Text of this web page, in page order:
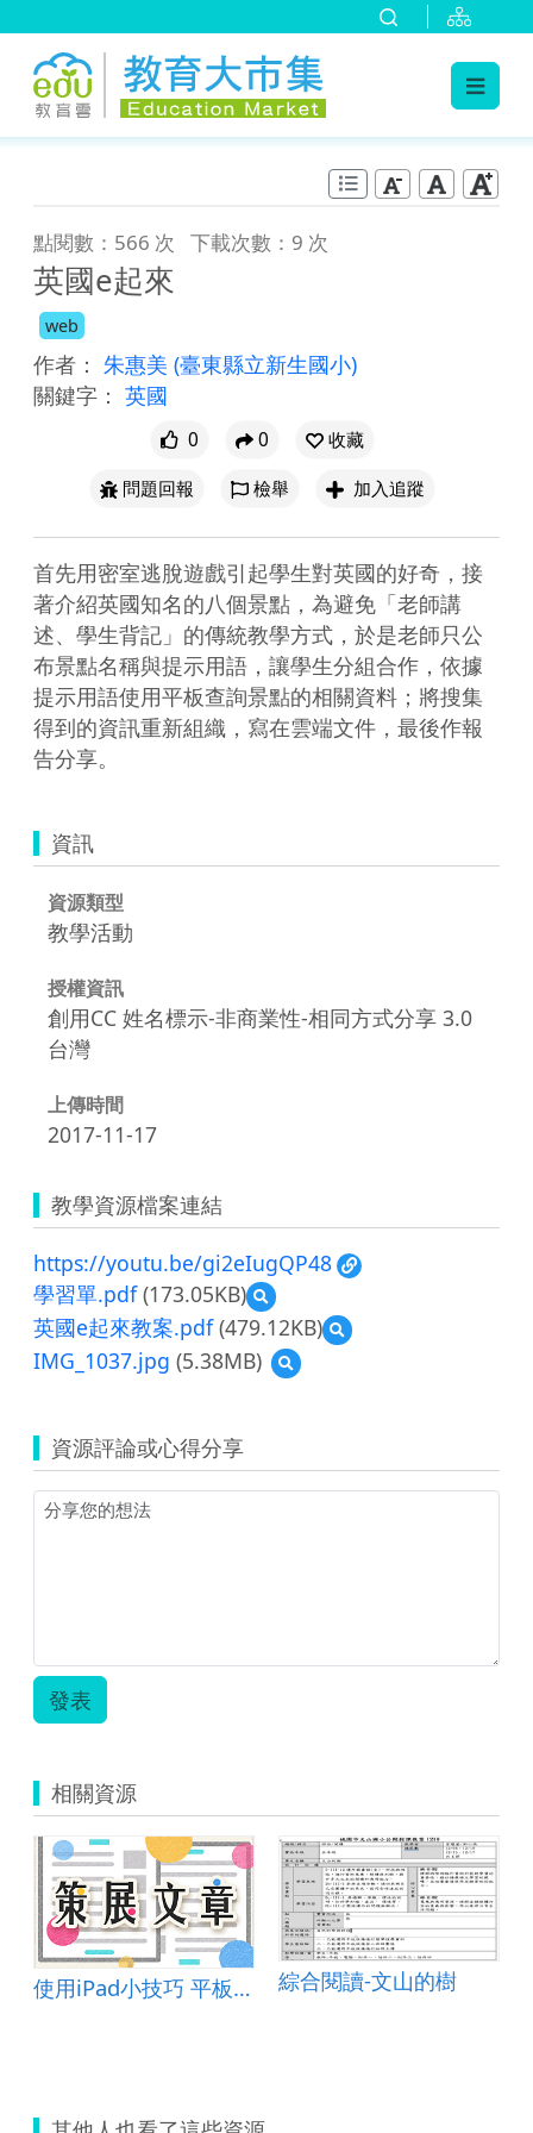
點閱數：566 次 下載次數：9 次
英國e起來
web
作者： 朱惠美 (臺東縣立新生國小)
關鍵字： 英國
0 0
收藏
問題回報
檢舉 加入追蹤
首先用密室逃脫遊戲引起學生對英國的好奇，接
著介紹英國知名的八個景點，為避免「老師講
述、學生背記」的傳統教學方式，於是老師只公
布景點名稱與提示用語，讓學生分組合作，依據
提示用語使用平板查詢景點的相關資料；將搜集
得到的資訊重新組織，寫在雲端文件，最後作報
告分享。
資訊
資源類型
教學活動
授權資訊
創用CC 姓名標示-非商業性-相同方式分享 3.0
台灣
上傳時間
2017-11-17
教學資源檔案連結
https://youtu.be/gi2eIugQP48
學習單.pdf(173.05KB)
預
覽
學
習
單.pdf
英國e起來教案.pdf(479.12KB)
預
覽
教
IMG_1037.jpg (5.38MB)
預
覽
資源評論或心得分享
發表
相關資源
使用iPad小技巧 平板教學Easy Go
綜合閱讀-文山的樹